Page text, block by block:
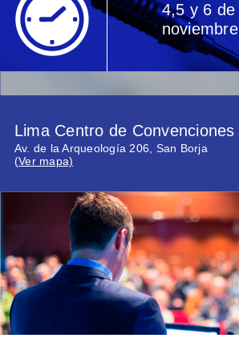
4,5 y 6 de
noviembre
Lima Centro de Convenciones
Av. de la Arqueología 206, San Borja
(Ver mapa)